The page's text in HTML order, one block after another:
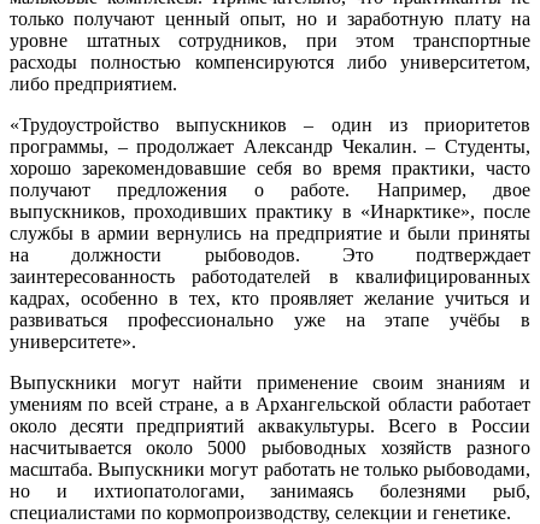
только получают ценный опыт, но и заработную плату на
уровне штатных сотрудников, при этом транспортные
расходы полностью компенсируются либо университетом,
либо предприятием.
«Трудоустройство выпускников – один из приоритетов
программы, – продолжает Александр Чекалин. – Студенты,
хорошо зарекомендовавшие себя во время практики, часто
получают предложения о работе. Например, двое
выпускников, проходивших практику в «Инарктике», после
службы в армии вернулись на предприятие и были приняты
на должности рыбоводов. Это подтверждает
заинтересованность работодателей в квалифицированных
кадрах, особенно в тех, кто проявляет желание учиться и
развиваться профессионально уже на этапе учёбы в
университете».
Выпускники могут найти применение своим знаниям и
умениям по всей стране, а в Архангельской области работает
около десяти предприятий аквакультуры. Всего в России
насчитывается около 5000 рыбоводных хозяйств разного
масштаба. Выпускники могут работать не только рыбоводами,
но и ихтиопатологами, занимаясь болезнями рыб,
специалистами по кормопроизводству, селекции и генетике.